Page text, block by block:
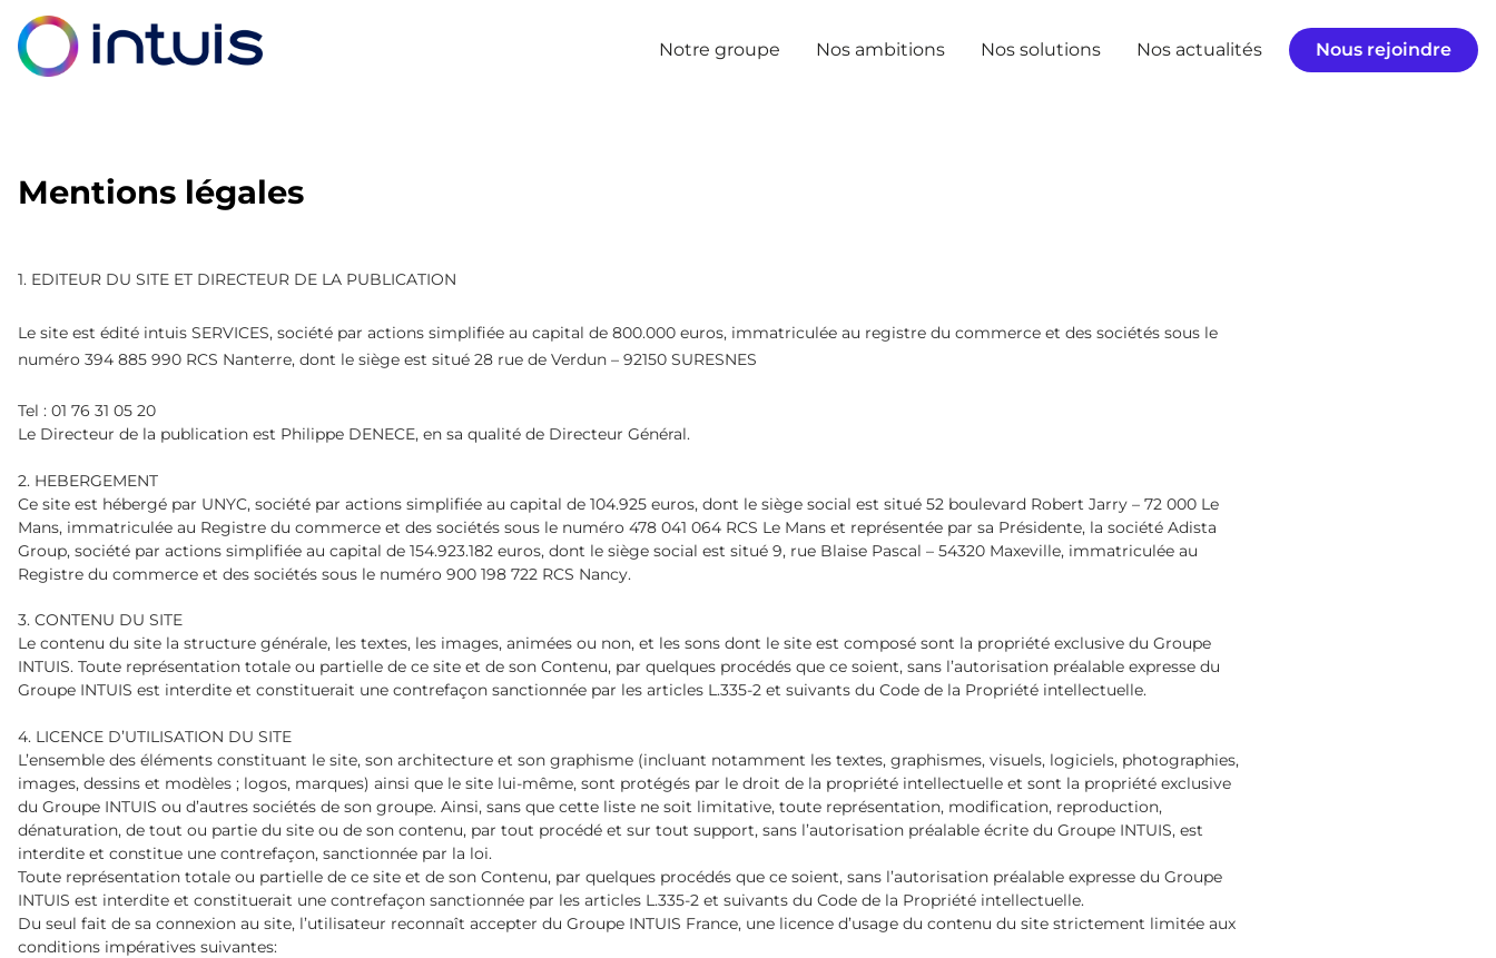
Notre groupe Nos ambitions Nos solutions Nos actualités Nous rejoindre
Mentions légales
1. EDITEUR DU SITE ET DIRECTEUR DE LA PUBLICATION
Le site est édité intuis SERVICES, société par actions simplifiée au capital de 800.000 euros, immatriculée au registre du commerce et des sociétés sous le
numéro 394 885 990 RCS Nanterre, dont le siège est situé 28 rue de Verdun – 92150 SURESNES
Tel : 01 76 31 05 20
Le Directeur de la publication est Philippe DENECE, en sa qualité de Directeur Général.
2. HEBERGEMENT
Ce site est hébergé par UNYC, société par actions simplifiée au capital de 104.925 euros, dont le siège social est situé 52 boulevard Robert Jarry – 72 000 Le
Mans, immatriculée au Registre du commerce et des sociétés sous le numéro 478 041 064 RCS Le Mans et représentée par sa Présidente, la société Adista
Group, société par actions simplifiée au capital de 154.923.182 euros, dont le siège social est situé 9, rue Blaise Pascal – 54320 Maxeville, immatriculée au
Registre du commerce et des sociétés sous le numéro 900 198 722 RCS Nancy.
3. CONTENU DU SITE
Le contenu du site la structure générale, les textes, les images, animées ou non, et les sons dont le site est composé sont la propriété exclusive du Groupe
INTUIS. Toute représentation totale ou partielle de ce site et de son Contenu, par quelques procédés que ce soient, sans l’autorisation préalable expresse du
Groupe INTUIS est interdite et constituerait une contrefaçon sanctionnée par les articles L.335-2 et suivants du Code de la Propriété intellectuelle.
4. LICENCE D’UTILISATION DU SITE
L’ensemble des éléments constituant le site, son architecture et son graphisme (incluant notamment les textes, graphismes, visuels, logiciels, photographies,
images, dessins et modèles ; logos, marques) ainsi que le site lui-même, sont protégés par le droit de la propriété intellectuelle et sont la propriété exclusive
du Groupe INTUIS ou d’autres sociétés de son groupe. Ainsi, sans que cette liste ne soit limitative, toute représentation, modification, reproduction,
dénaturation, de tout ou partie du site ou de son contenu, par tout procédé et sur tout support, sans l’autorisation préalable écrite du Groupe INTUIS, est
interdite et constitue une contrefaçon, sanctionnée par la loi.
Toute représentation totale ou partielle de ce site et de son Contenu, par quelques procédés que ce soient, sans l’autorisation préalable expresse du Groupe
INTUIS est interdite et constituerait une contrefaçon sanctionnée par les articles L.335-2 et suivants du Code de la Propriété intellectuelle.
Du seul fait de sa connexion au site, l’utilisateur reconnaît accepter du Groupe INTUIS France, une licence d’usage du contenu du site strictement limitée aux
conditions impératives suivantes: